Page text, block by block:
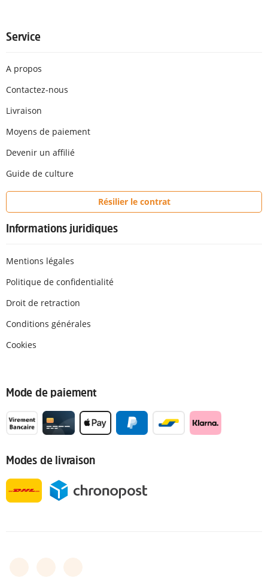
Service
A propos
Contactez-nous
Livraison
Moyens de paiement
Devenir un affilié
Guide de culture
Résilier le contrat
Informations juridiques
Mentions légales
Politique de confidentialité
Droit de retraction
Conditions générales
Cookies
Mode de paiement
Modes de livraison